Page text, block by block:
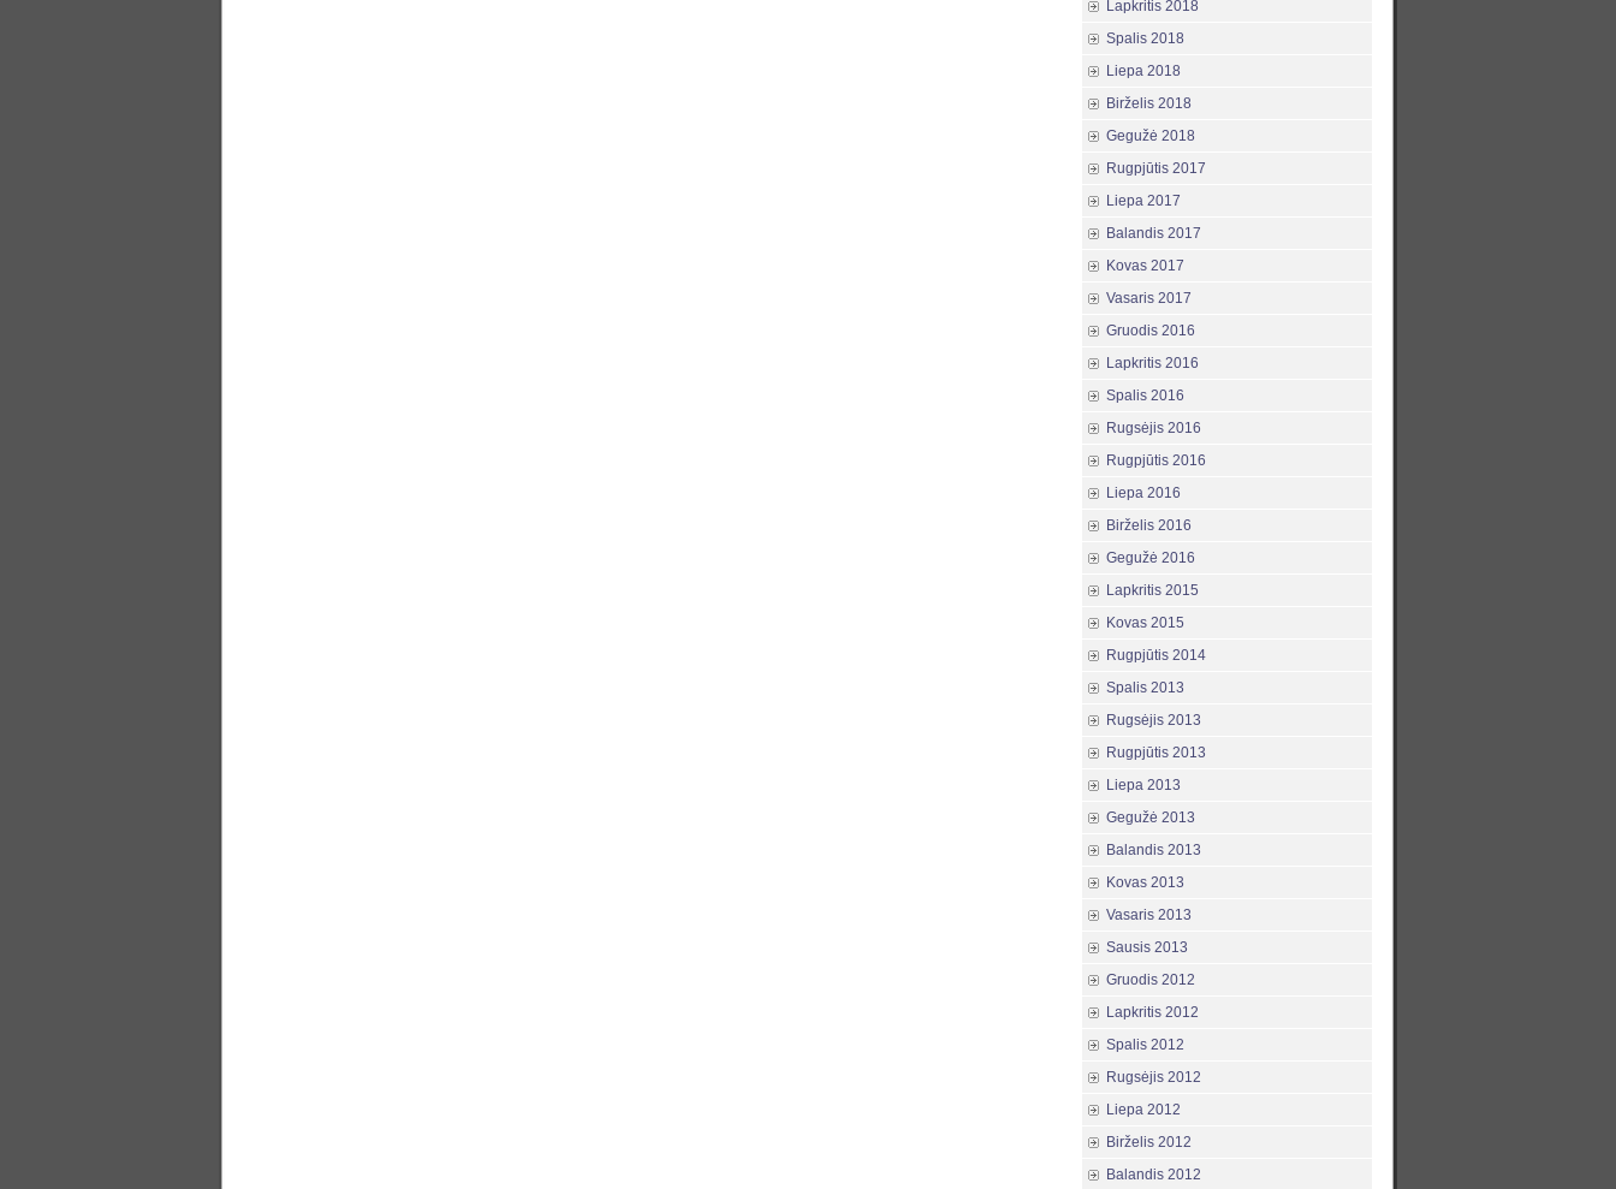
Lapkritis 2018
Spalis 2018
Liepa 2018
Birželis 2018
Gegužė 2018
Rugpjūtis 2017
Liepa 2017
Balandis 2017
Kovas 2017
Vasaris 2017
Gruodis 2016
Lapkritis 2016
Spalis 2016
Rugsėjis 2016
Rugpjūtis 2016
Liepa 2016
Birželis 2016
Gegužė 2016
Lapkritis 2015
Kovas 2015
Rugpjūtis 2014
Spalis 2013
Rugsėjis 2013
Rugpjūtis 2013
Liepa 2013
Gegužė 2013
Balandis 2013
Kovas 2013
Vasaris 2013
Sausis 2013
Gruodis 2012
Lapkritis 2012
Spalis 2012
Rugsėjis 2012
Liepa 2012
Birželis 2012
Balandis 2012